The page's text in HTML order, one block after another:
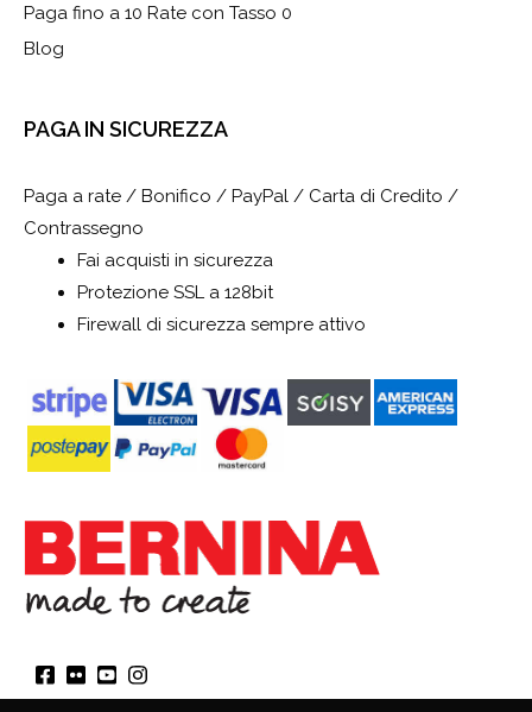
Paga fino a 10 Rate con Tasso 0
Blog
PAGA IN SICUREZZA
Paga a rate / Bonifico / PayPal / Carta di Credito /
Contrassegno
Fai acquisti in sicurezza
Protezione SSL a 128bit
Firewall di sicurezza sempre attivo